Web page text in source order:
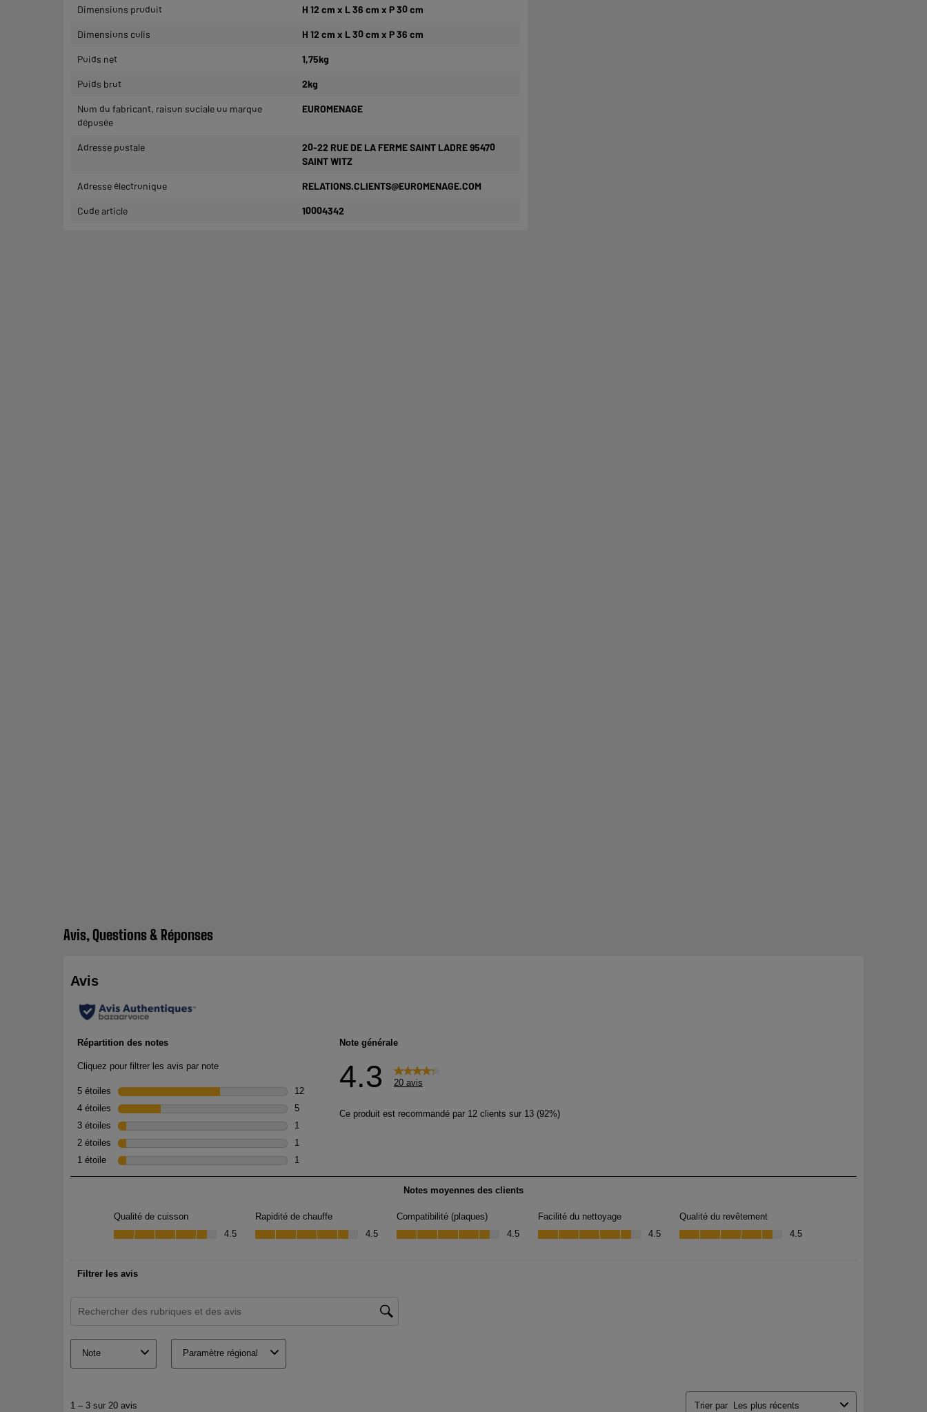
Dimensions produit H 12 cm x L 36 cm x P 30 cm
Dimensions colis H 12 cm x L 30 cm x P 36 cm
Poids net 1,75kg
Poids brut 2kg
Nom du fabricant, raison sociale ou marque
déposée
EUROMENAGE
Adresse postale
20-22 RUE DE LA FERME SAINT LADRE 95470
SAINT WITZ
Adresse électronique RELATIONS.CLIENTS@EUROMENAGE.COM
Code article 10004342
Avis, Questions & Réponses